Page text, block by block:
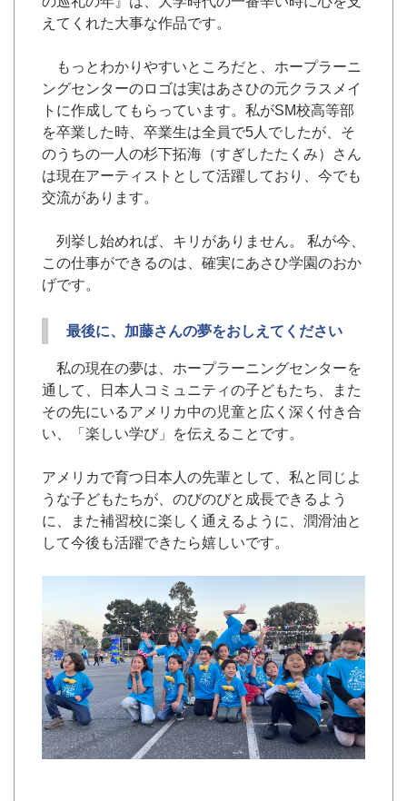
えてくれた大事な作品です。
もっとわかりやすいところだと、ホープラーニ
ングセンターのロゴは実はあさひの元クラスメイ
トに作成してもらっています。私がSM校高等部
を卒業した時、卒業生は全員で5人でしたが、そ
のうちの一人の杉下拓海（すぎしたたくみ）さん
は現在アーティストとして活躍しており、今でも
交流があります。
列挙し始めれば、キリがありません。 私が今、
この仕事ができるのは、確実にあさひ学園のおか
げです。
最後に、加藤さんの夢をおしえてください
私の現在の夢は、ホープラーニングセンターを
通して、日本人コミュニティの子どもたち、また
その先にいるアメリカ中の児童と広く深く付き合
い、「楽しい学び」を伝えることです。
アメリカで育つ日本人の先輩として、私と同じよ
うな子どもたちが、のびのびと成長できるよう
に、また補習校に楽しく通えるように、潤滑油と
して今後も活躍できたら嬉しいです。